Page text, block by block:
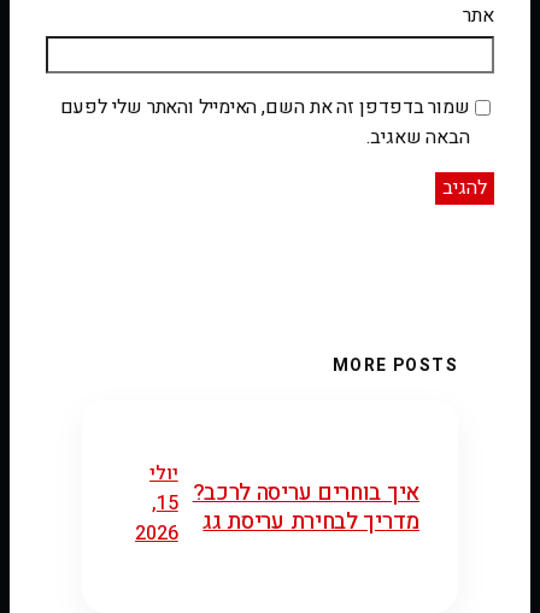
אתר
שמור בדפדפן זה את השם, האימייל והאתר שלי לפעם
הבאה שאגיב.
MORE POSTS
איך בוחרים עריסה לרכב?
מדריך לבחירת עריסת גג
יולי
15,
2026